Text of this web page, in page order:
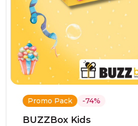
Promo Pack -74%
BUZZBox Kids